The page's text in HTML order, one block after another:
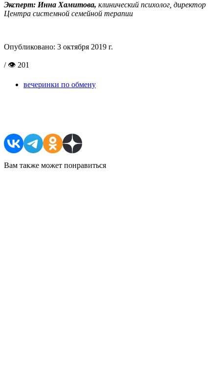
Эксперт: Инна Хамитова, клинический психолог, директор
Центра системной семейной терапии
Опубликовано: 3 октября 2019 г.
/ 👁 201
вечеринки по обмену
Вам также может понравиться